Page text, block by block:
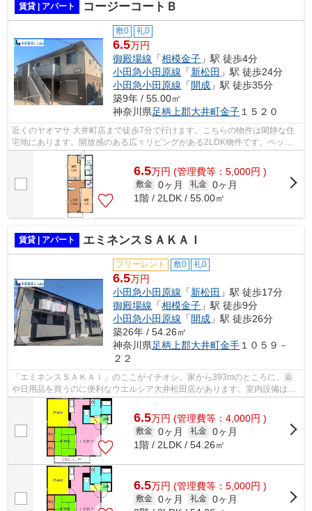
賃貸 | アパート コージーコートＢ
敷0 礼0
6.5万円
御殿場線 「相模金子 」駅 徒歩4分
小田急小田原線 「新松田 」駅 徒歩24分
小田急小田原線 「開成 」駅 徒歩35分
築9年 / 55.00㎡
神奈川県足柄上郡大井町金子１５２０
近くのヤオマサ 大井町店まで徒歩7分で行けます。こちらの物件は閑静な住
宅地にあります。開放感のある広々リビングがある2LDK物件です。ペット
と一緒にお引っ越ししたい方にもうれし...
6.5万円 (管理費等：5,000円 )
敷金 0ヶ月 礼金 0ヶ月
1階 / 2LDK / 55.00㎡
賃貸 | アパート エミネンスＳＡＫＡＩ
フリーレント 敷0 礼0
6.5万円
小田急小田原線 「新松田 」駅 徒歩17分
御殿場線 「相模金子 」駅 徒歩9分
小田急小田原線 「開成 」駅 徒歩26分
築26年 / 54.26㎡
神奈川県足柄上郡大井町金手 １０５９－
２２
「エミネンスＳＡＫＡＩ」のここがイチオシ。家から393mのところに、薬
や日用品を買うのに便利なウエルシア大井松田店があります。室内設備は浴
室乾燥機・洗面所独立などが揃っている...
6.5万円 (管理費等：4,000円 )
敷金 0ヶ月 礼金 0ヶ月
1階 / 2LDK / 54.26㎡
6.5万円 (管理費等：5,000円 )
敷金 0ヶ月 礼金 0ヶ月